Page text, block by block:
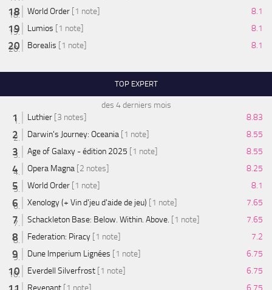
World Order [1 note]
8.1
Lumios [1 note]
8.1
Borealis [1 note] 8.1
TOP EXPERT
des 4 derniers mois
Luthier [3 notes]
8.83
Darwin's Journey: Oceania [1 note]
8.55
Age of Galaxy - édition 2025 [1 note]
8.55
Opera Magna [2 notes]
8.25
World Order [1 note]
8.1
Xenology (+ Vin d'jeu d'aide de jeu) [1 note]
7.65
Schackleton Base: Below. Within. Above. [1 note]
7.65
Federation: Piracy [1 note]
7.2
Dune Imperium Lignées [1 note]
6.75
Everdell Silverfrost [1 note]
6.75
Revenant [1 note] 6.75